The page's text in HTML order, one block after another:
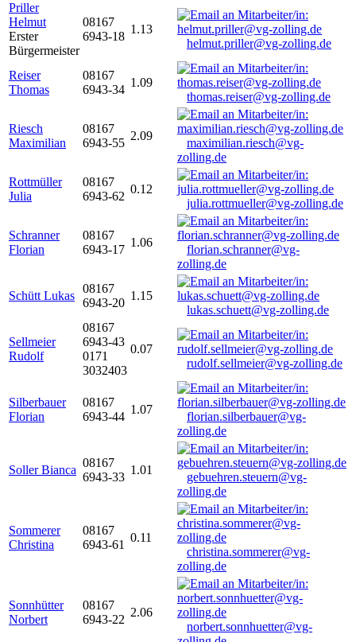
Priller
Helmut
Erster
Bürgermeister
08167
6943-18
1.13
helmut.priller@vg-zolling.de
Reiser
Thomas
08167
6943-34
1.09
thomas.reiser@vg-zolling.de
Riesch
Maximilian
08167
6943-55
2.09
maximilian.riesch@vg-
zolling.de
Rottmüller
Julia
08167
6943-62
0.12
julia.rottmueller@vg-zolling.de
Schranner
Florian
08167
6943-17
1.06
florian.schranner@vg-
zolling.de
Schütt Lukas
08167
6943-20
1.15
lukas.schuett@vg-zolling.de
Sellmeier
Rudolf
08167
6943-43
0171
3032403
0.07
rudolf.sellmeier@vg-zolling.de
Silberbauer
Florian
08167
6943-44
1.07
florian.silberbauer@vg-
zolling.de
Soller Bianca
08167
6943-33
1.01
gebuehren.steuern@vg-
zolling.de
Sommerer
Christina
08167
6943-61
0.11
christina.sommerer@vg-
zolling.de
Sonnhütter
Norbert
08167
6943-22
2.06
norbert.sonnhuetter@vg-